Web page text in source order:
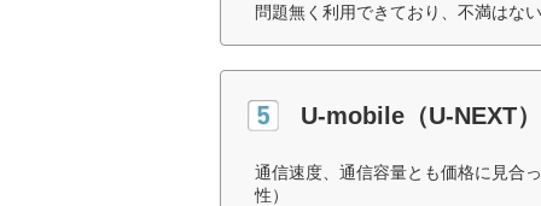
問題無く利用できており、不満はな
U-mobile（U-NEXT）
通信速度、通信容量とも価格に見合
性）